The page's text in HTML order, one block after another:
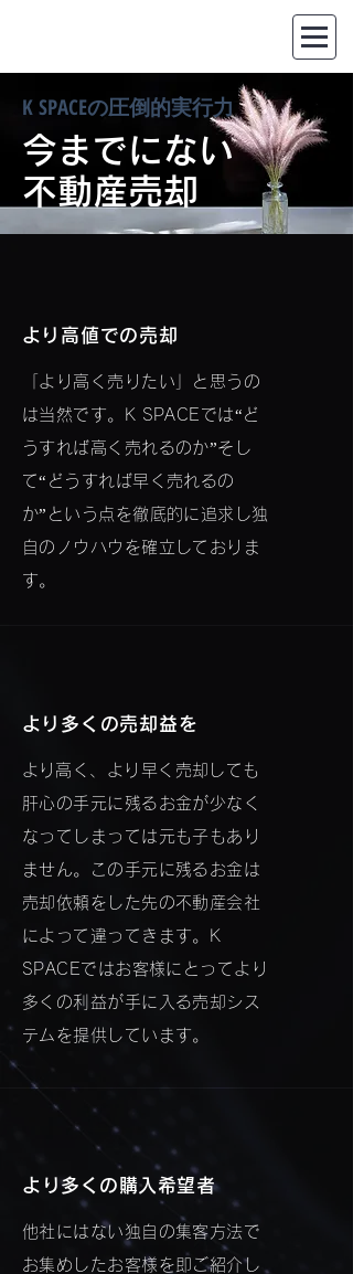
​K SPACEの圧倒的実行力
今までにない
不動産売却
​より高値での売却
「より高く売りたい」と思うの
は当然です。K SPACEでは“ど
うすれば高く売れるのか”そし
て“どうすれば早く売れるの
か”という点を徹底的に追求し独
自のノウハウを確立しておりま
す。
​より多くの売却益を
​より高く、より早く売却しても
肝心の手元に残るお金が少なく
なってしまっては元も子もあり
ません。この手元に残るお金は
売却依頼をした先の不動産会社
によって違ってきます。K
SPACEではお客様にとってより
多くの利益が手に入る売却シス
テムを提供しています。
より多くの購入希望者
他社にはない独自の集客方法で
お集めしたお客様を即ご紹介し